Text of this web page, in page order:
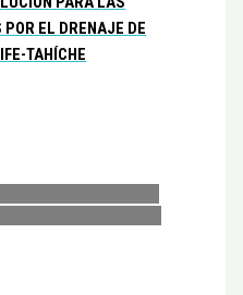
EL DRENAJE DE
TAHÍCHE